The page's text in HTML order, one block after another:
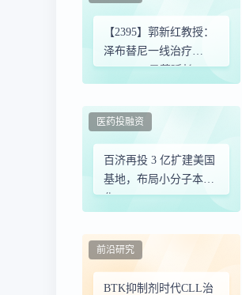
【2395】郭新红教授：
泽布替尼一线治疗
CLL/SLL显著延长
展现高缓解率——
SEQUOIA研究长期随访
再添力证
百济再投 3 亿扩建美国
基地，布局小分子本土
化
医药投融资
BTK抑制剂时代CLL治
前沿研究